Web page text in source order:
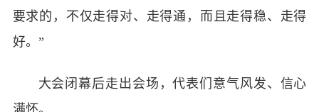
要求的，不仅走得对、走得通，而且走得稳、走得
好。”
大会闭幕后走出会场，代表们意气风发、信心